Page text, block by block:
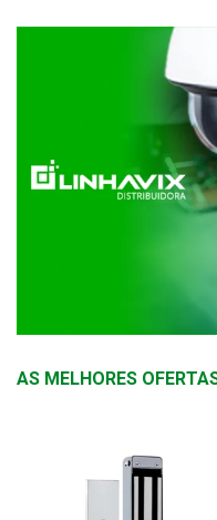
AS MELHORES